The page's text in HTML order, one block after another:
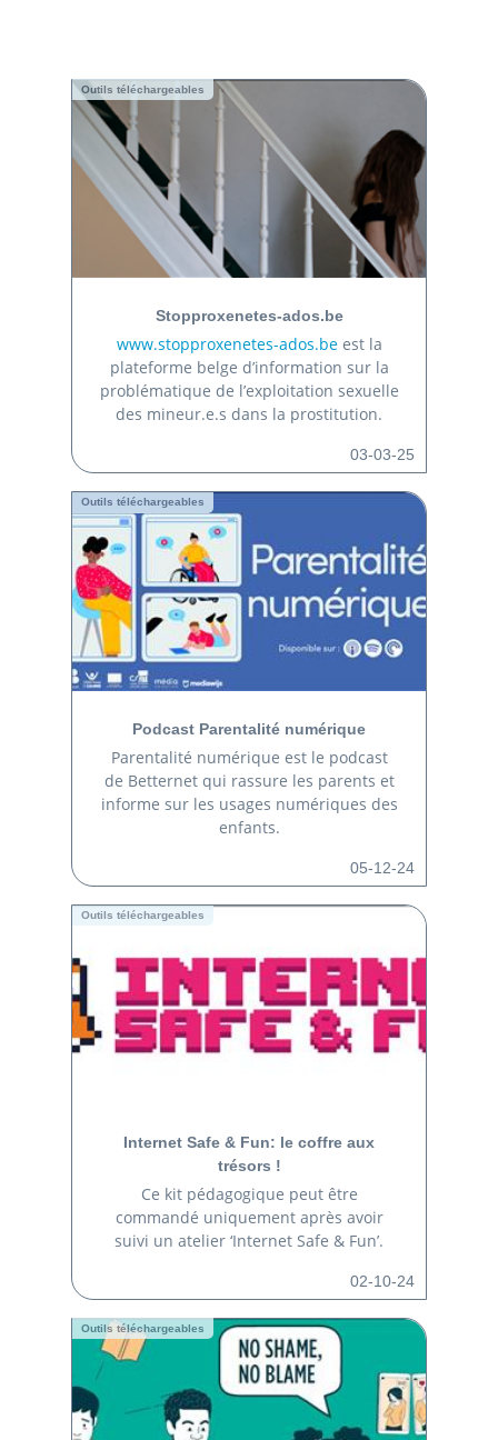
Outils téléchargeables
Stopproxenetes-ados.be
www.stopproxenetes-ados.beest la
plateforme belge d’information sur la
problématique de l’exploitation sexuelle
des mineur.e.s dans la prostitution.
03-03-25
Outils téléchargeables
Podcast Parentalité numérique
Parentalité numérique est le podcast
de Betternet qui rassure les parents et
informe sur les usages numériques des
enfants.
05-12-24
Outils téléchargeables
Internet Safe & Fun: le coffre aux
trésors !
Ce kit pédagogique peut être
commandé uniquement après avoir
suivi un atelier ‘Internet Safe & Fun’.
02-10-24
Outils téléchargeables